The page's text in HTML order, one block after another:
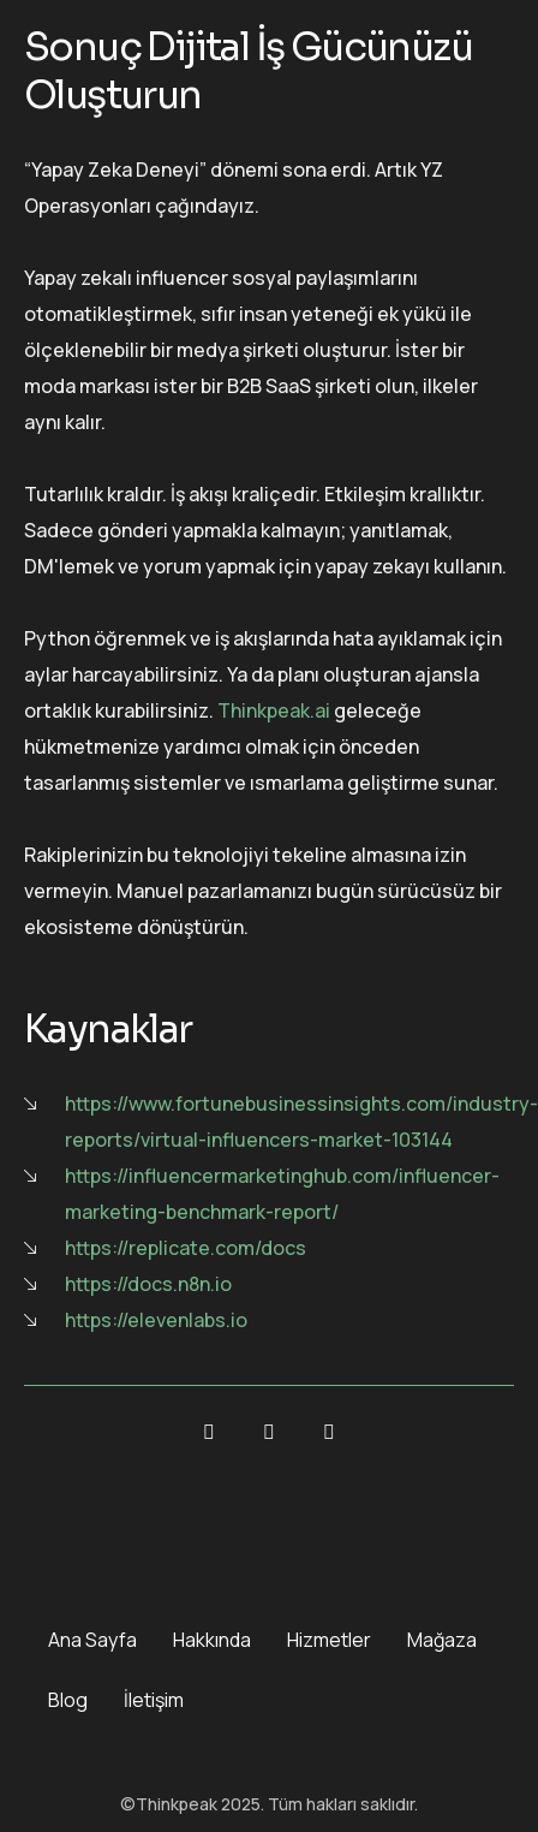
Sonuç Dijital İş Gücünüzü
Oluşturun
“Yapay Zeka Deneyi” dönemi sona erdi. Artık YZ
Operasyonları çağındayız.
Yapay zekalı influencer sosyal paylaşımlarını
otomatikleştirmek, sıfır insan yeteneği ek yükü ile
ölçeklenebilir bir medya şirketi oluşturur. İster bir
moda markası ister bir B2B SaaS şirketi olun, ilkeler
aynı kalır.
Tutarlılık kraldır. İş akışı kraliçedir. Etkileşim krallıktır.
Sadece gönderi yapmakla kalmayın; yanıtlamak,
DM'lemek ve yorum yapmak için yapay zekayı kullanın.
Python öğrenmek ve iş akışlarında hata ayıklamak için
aylar harcayabilirsiniz. Ya da planı oluşturan ajansla
ortaklık kurabilirsiniz. Thinkpeak.ai geleceğe
hükmetmenize yardımcı olmak için önceden
tasarlanmış sistemler ve ısmarlama geliştirme sunar.
Rakiplerinizin bu teknolojiyi tekeline almasına izin
vermeyin. Manuel pazarlamanızı bugün sürücüsüz bir
ekosisteme dönüştürün.
Kaynaklar
https://www.fortunebusinessinsights.com/industry-
reports/virtual-influencers-market-103144
https://influencermarketinghub.com/influencer-
marketing-benchmark-report/
https://replicate.com/docs
https://docs.n8n.io
https://elevenlabs.io
Ana Sayfa Hakkında Hizmetler Mağaza
Blog İletişim
©Thinkpeak 2025. Tüm hakları saklıdır.